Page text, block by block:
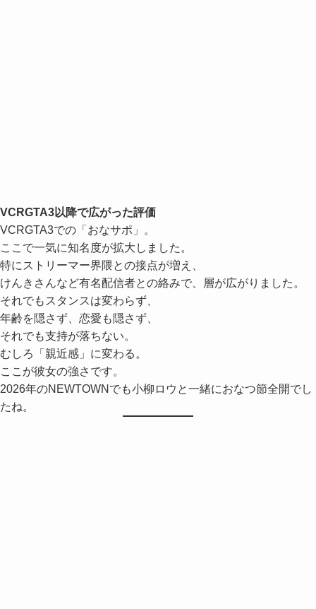
VCRGTA3以降で広がった評価
VCRGTA3での「おなサポ」。
ここで一気に知名度が拡大しました。
特にストリーマー界隈との接点が増え、
けんきさんなど有名配信者との絡みで、層が広がりました。
それでもスタンスは変わらず、
年齢を隠さず、恋愛も隠さず、
それでも支持が落ちない。
むしろ「親近感」に変わる。
ここが彼女の強さです。
2026年のNEWTOWNでも小柳ロウと一緒におなつ節全開でし
たね。